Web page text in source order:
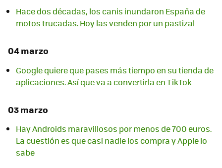
Hace dos décadas, los canis inundaron España de
motos trucadas. Hoy las venden por un pastizal
04 marzo
Google quiere que pases más tiempo en su tienda de
aplicaciones. Así que va a convertirla en TikTok
03 marzo
Hay Androids maravillosos por menos de 700 euros.
La cuestión es que casi nadie los compra y Apple lo
sabe